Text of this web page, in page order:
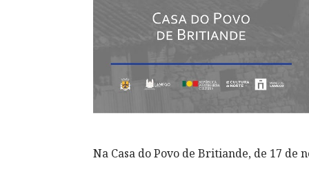
Na Casa do Povo de Britiande, de 17 de